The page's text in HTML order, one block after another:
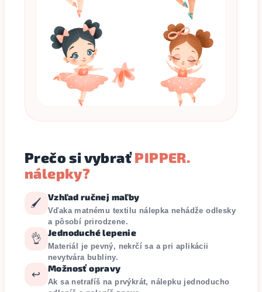
Prečo si vybraťPIPPER.
nálepky?
🖌️
Vzhľad ručnej maľby
Vďaka matnému textilu nálepka nehádže odlesky
a pôsobí prirodzene.
👌
Jednoduché lepenie
Materiál je pevný, nekrčí sa a pri aplikácii
nevytvára bubliny.
↩️
Možnosť opravy
Ak sa netrafíš na prvýkrát, nálepku jednoducho